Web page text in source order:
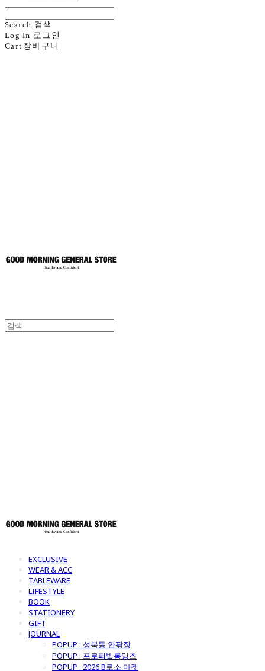
Search 검색
Log In 로그인
Cart 장바구니
EXCLUSIVE
WEAR & ACC
TABLEWARE
LIFESTYLE
BOOK
STATIONERY
GIFT
JOURNAL
POPUP : 성북동 안팎장
POPUP : 프로퍼빌롱잉즈
POPUP : 2026 B로소 마켓